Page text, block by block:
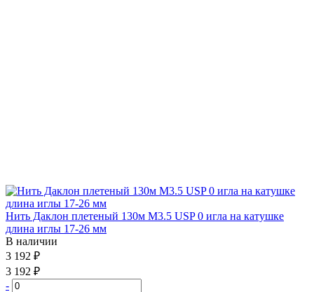
Нить Даклон плетеный 130м М3.5 USP 0 игла на катушке
длина иглы 17-26 мм
В наличии
3 192 ₽
3 192 ₽
-